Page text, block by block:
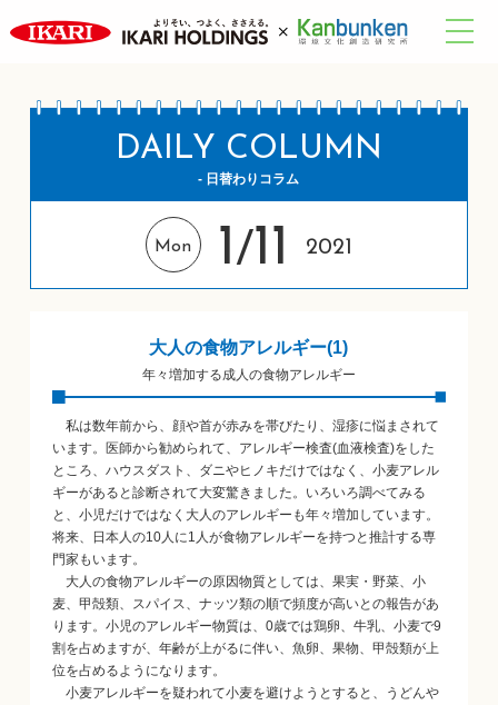
DAILY COLUMN
- 日替わりコラム
Mon 1/11 2021
大人の食物アレルギー(1)
年々増加する成人の食物アレルギー
私は数年前から、顔や首が赤みを帯びたり、湿疹に悩まされて
います。医師から勧められて、アレルギー検査(血液検査)をした
ところ、ハウスダスト、ダニやヒノキだけではなく、小麦アレル
ギーがあると診断されて大変驚きました。いろいろ調べてみる
と、小児だけではなく大人のアレルギーも年々増加しています。
将来、日本人の10人に1人が食物アレルギーを持つと推計する専
門家もいます。
大人の食物アレルギーの原因物質としては、果実・野菜、小
麦、甲殻類、スパイス、ナッツ類の順で頻度が高いとの報告があ
ります。小児のアレルギー物質は、0歳では鶏卵、牛乳、小麦で9
割を占めますが、年齢が上がるに伴い、魚卵、果物、甲殻類が上
位を占めるようになります。
小麦アレルギーを疑われて小麦を避けようとすると、うどんや